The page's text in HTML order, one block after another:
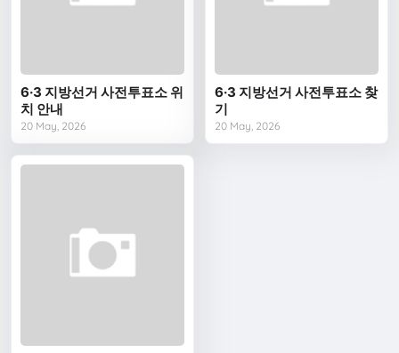
6·3 지방선거 사전투표소 위
치 안내
20 May, 2026
6·3 지방선거 사전투표소 찾
기
20 May, 2026